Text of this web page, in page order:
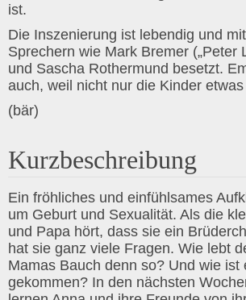
ist.
Die Inszenierung ist lebendig und
Sprechern wie Mark Bremer („Peter
und Sascha Rothermund besetzt.
auch, weil nicht nur die Kinder
(bär)
Kurzbeschreibung
Ein fröhliches und einfühlsames
um Geburt und Sexualität. Als die
und Papa hört, dass sie ein
hat sie ganz viele Fragen. Wie lebt
Mamas Bauch denn so? Und wie ist
gekommen? In den nächsten